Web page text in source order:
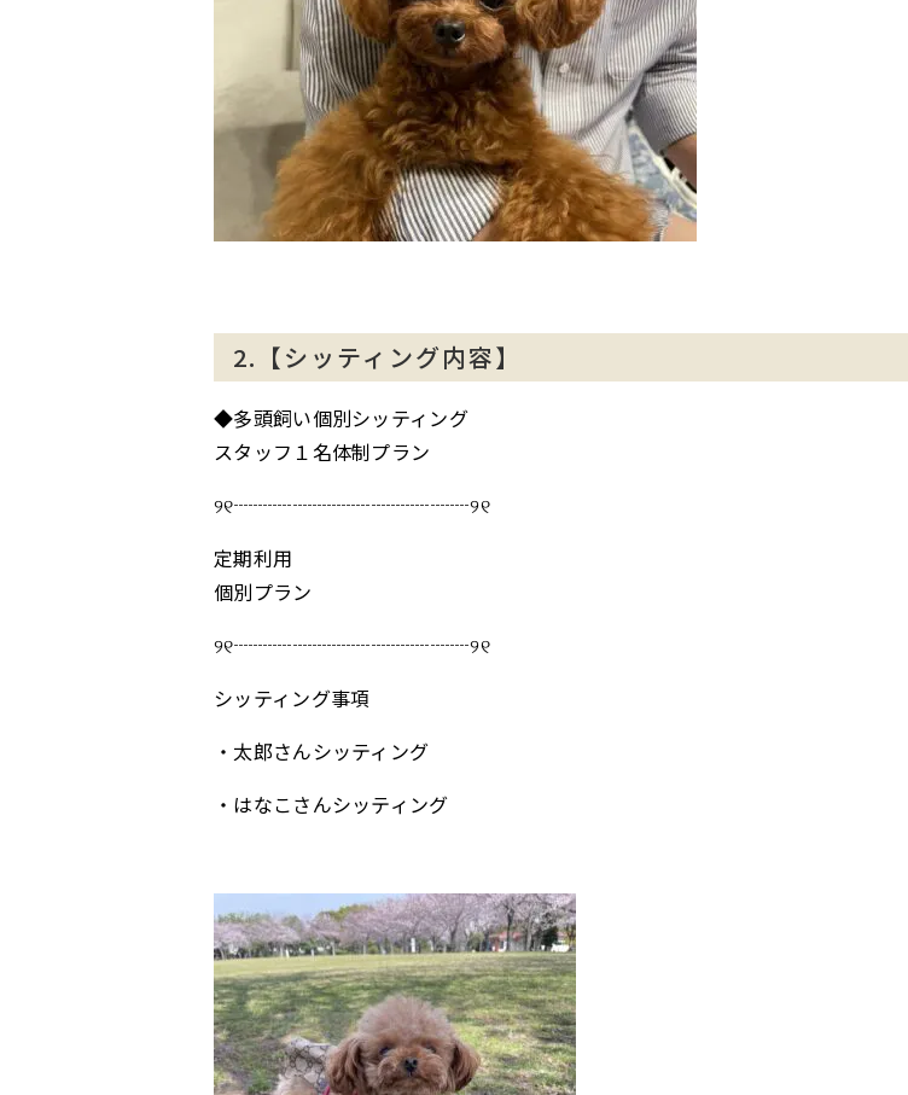
2.【シッティング内容】
◆多頭飼い個別シッティング
スタッフ１名体制プラン
୨୧┈┈┈┈┈┈┈┈┈┈┈┈୨୧
定期利用
個別プラン
୨୧┈┈┈┈┈┈┈┈┈┈┈┈୨୧
シッティング事項
・太郎さんシッティング
・はなこさんシッティング